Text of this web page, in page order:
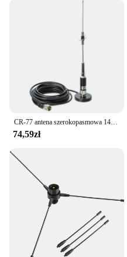
CR-77 antena szerokopasmowa 144/430Mhz z MB60 PL259 5M UHF męska antena mobilna samochodowa kabel koncentryczny MINI podstawa magnetyczna do szynki
74,59zł